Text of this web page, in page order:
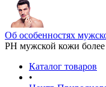
Об особенностях
РН мужской кожи
Каталог товаров
•